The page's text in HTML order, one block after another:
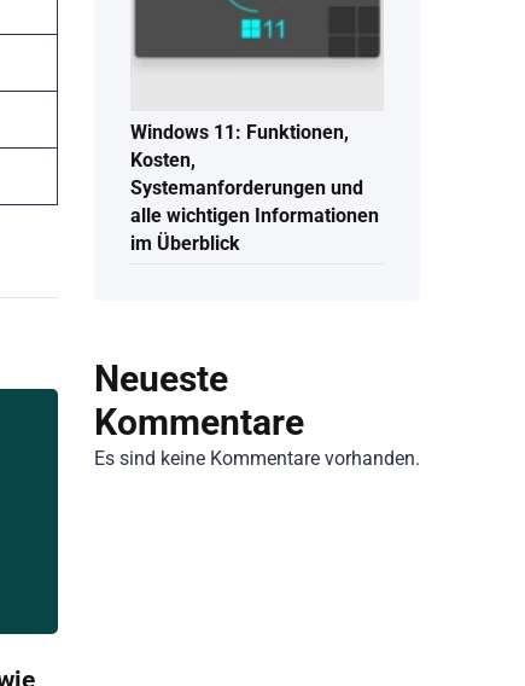
Windows 11: Funktionen,
Kosten,
Systemanforderungen und
alle wichtigen Informationen
im Überblick
Neueste
Kommentare
Es sind keine Kommentare vorhanden.